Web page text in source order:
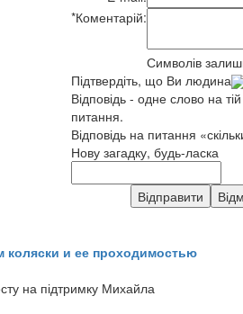
*Коментарій:
Символів
Підтвердіть, що Ви людина
Відповідь - одне слово на
питання.
Відповідь на питання
Нову загадку, будь-ласка
коляски и ее проходимостью
на підтримку Михайла